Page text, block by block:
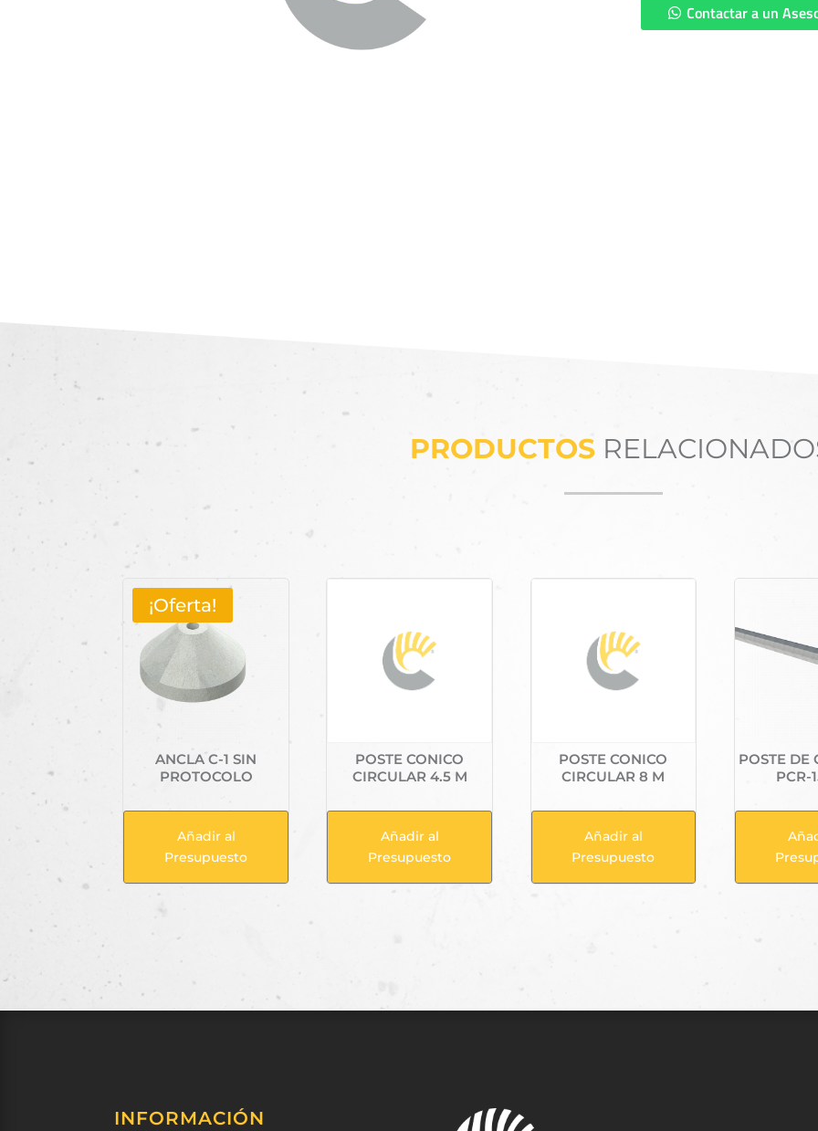
Contactar a un
PRODUCTOS
¡Oferta!
ANCLA C-1 SIN
PROTOCOLO
Añadir al
Presupuesto
POSTE CONICO
CIRCULAR 4.5 M
Añadir al
Presupuesto
POSTE CONICO
CIRCULAR 8 M
Añadir al
Presupuesto
POSTE DE
PCR-
INFORMACIÓN